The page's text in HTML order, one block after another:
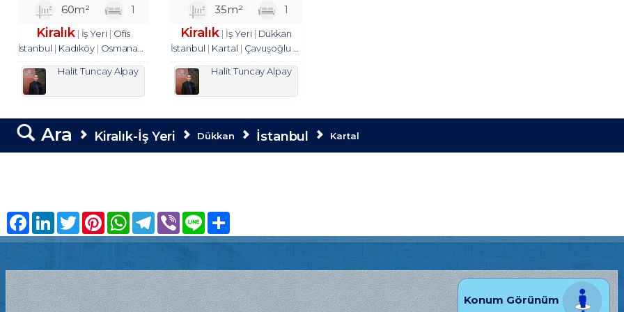
OFİS&BÜRO
KULLANIMINA
UYGUN 1+1 KİRALIK
TROYKADAN
60m² 1
Kiralık İş Yeri
Ofis
İstanbul
Kadıköy Osmanağa Mah.
Halit Tuncay Alpay
TROYKADAN.
35m² 1
Kiralık İş Yeri
Dükkan
İstanbul
Kartal Çavuşoğlu Mah.
Halit Tuncay Alpay
Ara Kiralık-İş Yeri Dükkan İstanbul Kartal
Konum Görünüm
Facebook
LinkedInTwitterPinterestWhatsAppTelegram
Viber Line Share